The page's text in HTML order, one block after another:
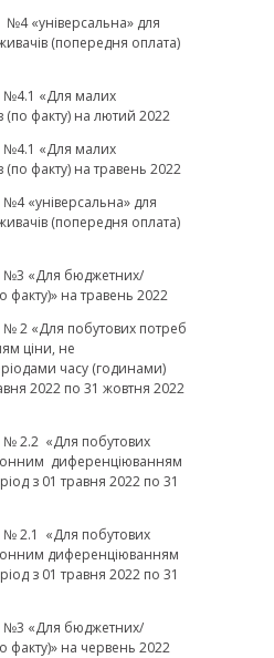
«універсальна» для
(попередня оплата)
№4.1 «Для малих
(по факту) на лютий 2022
№4.1 «Для малих
(по факту) на травень 2022
«універсальна» для
(попередня оплата)
№3 «Для бюджетних/
факту)» на травень 2022
2 «Для побутових потреб
ціни, не
часу (годинами)
2022 по 31 жовтня 2022
№ 2.2 «Для побутових
диференціюванням
з 01 травня 2022 по 31
№ 2.1 «Для побутових
диференціюванням
з 01 травня 2022 по 31
№3 «Для бюджетних/
факту)» на червень 2022